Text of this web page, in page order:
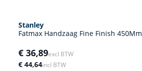
Stanley
Fatmax Handzaag Fine Finish 450Mm
€ 36,89excl BTW
€ 44,64incl BTW